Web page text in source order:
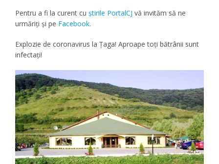
Pentru a fi la curent cuştirile PortalCJ vă invităm să ne
urmăriţi şi pe Facebook.
Explozie de coronavirus la Ţaga! Aproape toţi bătrânii sunt
infectaţi!